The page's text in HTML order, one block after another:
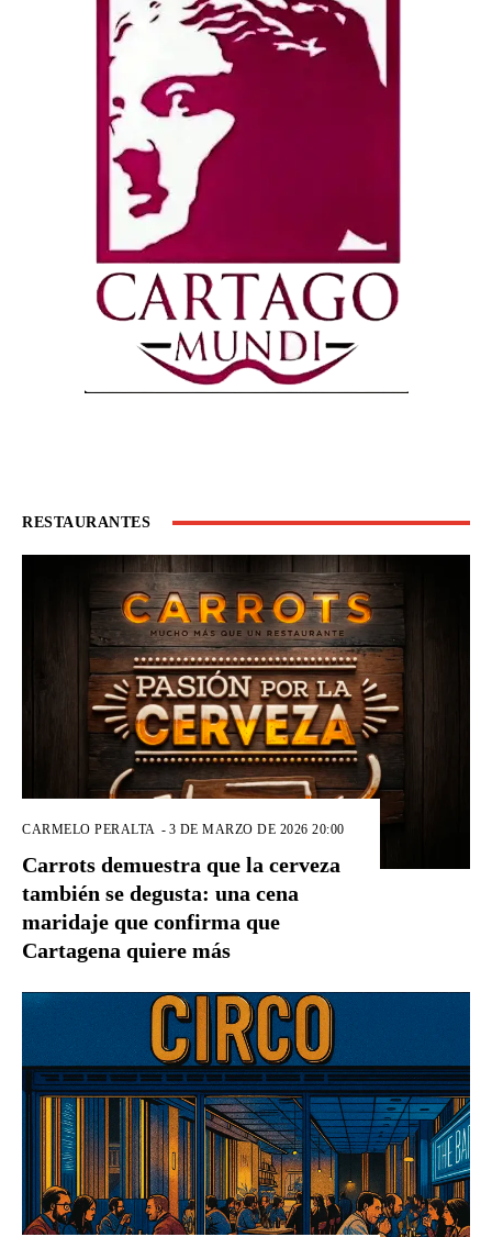
RESTAURANTES
CARMELO PERALTA - 3 DE MARZO DE 2026 20:00
Carrots demuestra que la cerveza
también se degusta: una cena
maridaje que confirma que
Cartagena quiere más